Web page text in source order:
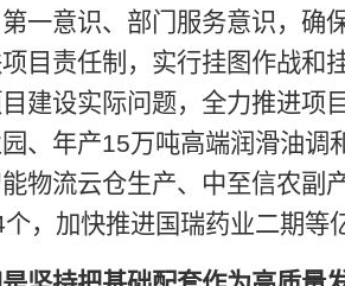
一意识、部门服务意识，确
目责任制，实行挂图作战和
建设实际问题，全力推进项
、年产15万吨高端润滑油调
物流云仓生产、中至信农副
个，加快推进国瑞药业二期等